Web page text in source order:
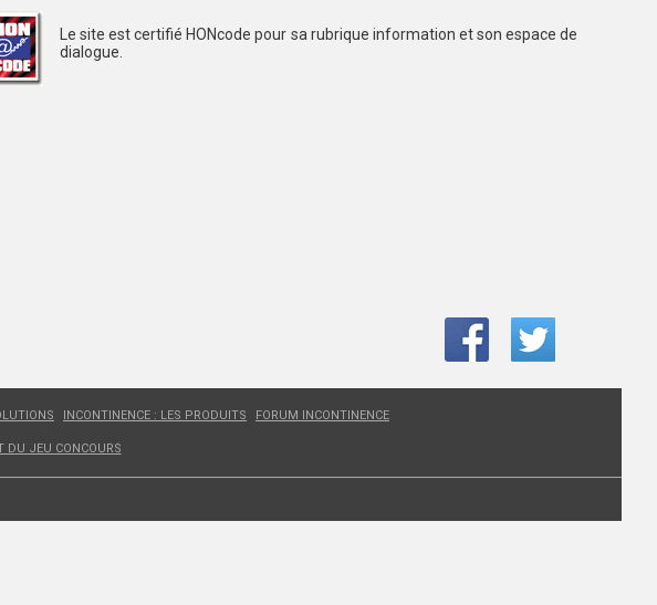
Le site est certifié HONcode pour sa rubrique information et son espace de
dialogue.
INCONTINENCE : LES PRODUITS FORUM INCONTINENCE
DU JEU CONCOURS